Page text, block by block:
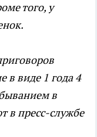
того, у
в виде 1 года 4
в
в пресс-службе